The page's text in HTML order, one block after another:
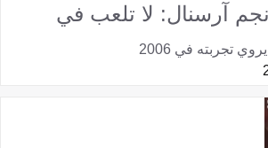
آرسنال: لا تلعب في
تجربته في 2006